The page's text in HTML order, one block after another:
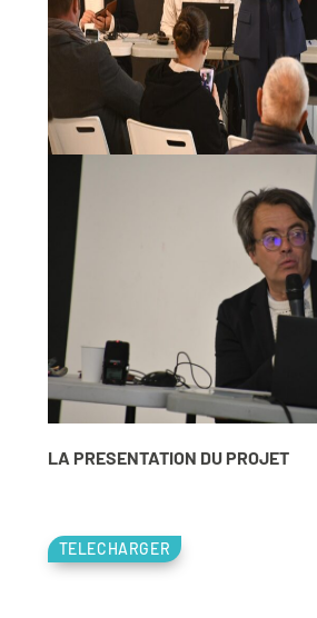
LA PRESENTATION DU PROJET
TELECHARGER